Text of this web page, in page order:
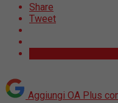
Share
Tweet
Aggiungi OA Plus